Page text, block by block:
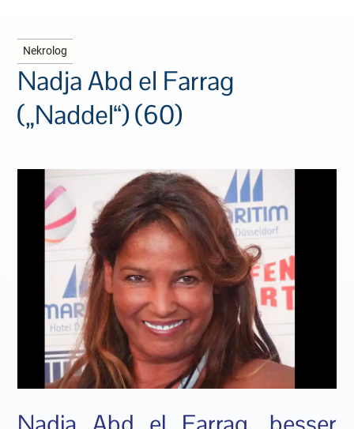
Nekrolog
Nadja Abd el Farrag
(„Naddel“) (60)